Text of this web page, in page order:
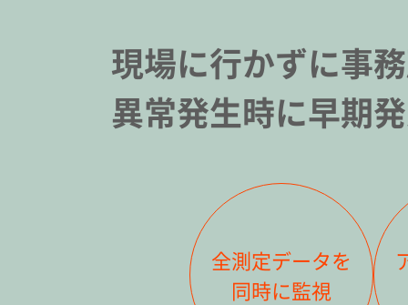
現場に行かずに事
異常発生時に早期
全測定データを
同時に監視